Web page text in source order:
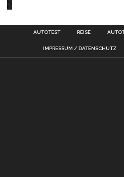
AUTOTEST REISE
IMPRESSUM / DATENSCHUTZ